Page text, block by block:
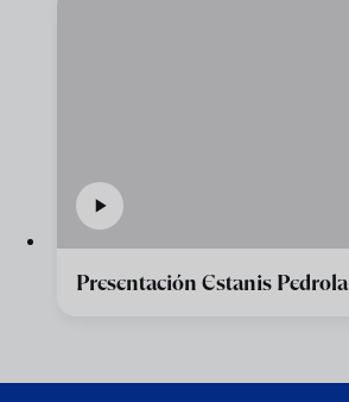
Presentación Estanis Pedrola